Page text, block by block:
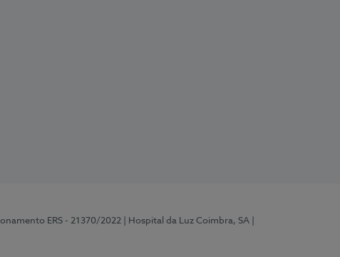
ERS - 21370/2022 | Hospital da Luz Coimbra, SA